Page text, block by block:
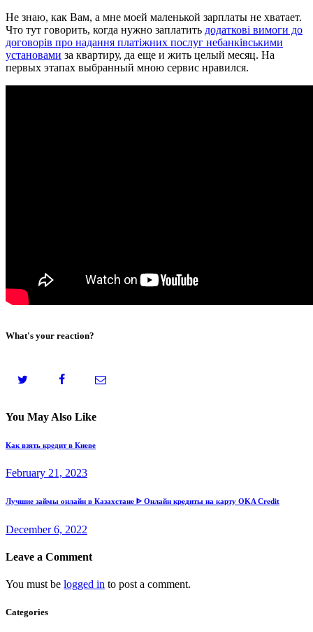
Не знаю, как Вам, а мне моей маленькой зарплаты не хватает.
Что тут говорить, когда нужно заплатить додаткові вимоги до
договорів про надання платіжних послуг небанківськими
установами за квартиру, да еще и жить целый месяц. На
первых этапах выбранный мною сервис нравился.
What's your reaction?
You May Also Like
Как взять кредит в Киеве
February 21, 2023
Лучшие займы онлайн в Казахстане ᐈ Онлайн кредиты на карту OKA Credit
December 6, 2022
Leave a Comment
You must be logged in to post a comment.
Categories